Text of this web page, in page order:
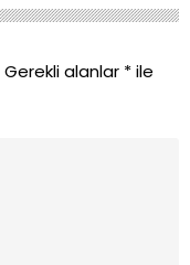
Gerekli alanlar *ile